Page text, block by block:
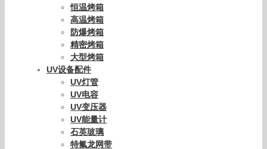
恒温烤箱
高温烤箱
防爆烤箱
精密烤箱
大型烤箱
UV设备配件
UV灯管
UV电容
UV变压器
UV能量计
石英玻璃
特氟龙网带